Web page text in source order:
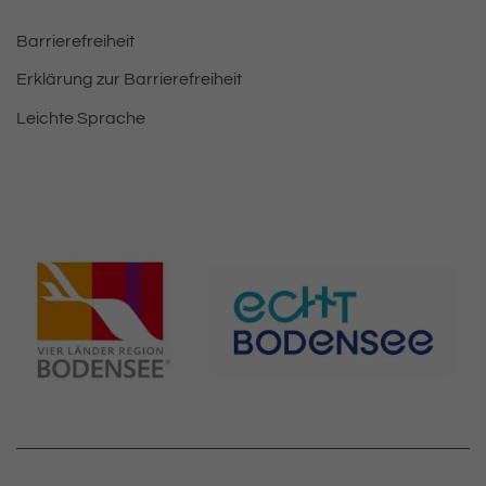
Barrierefreiheit
Erklärung zur Barrierefreiheit
Leichte Sprache